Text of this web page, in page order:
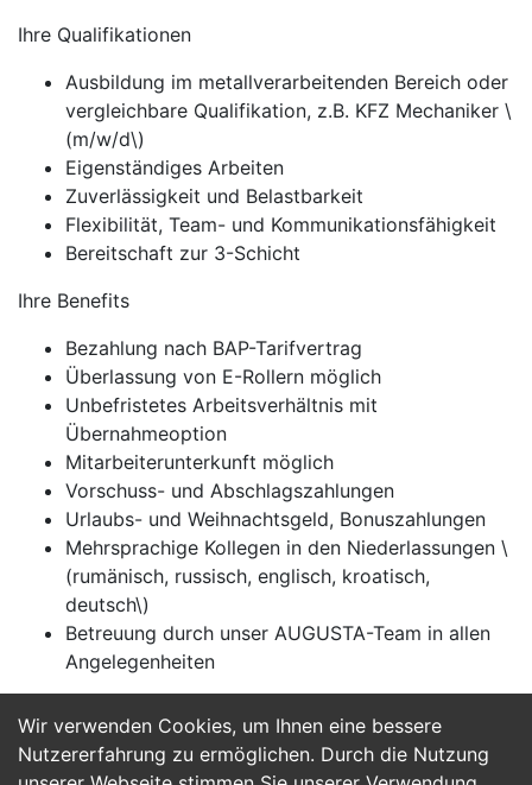
Wir verwenden Cookies, um Ihnen eine bessere
Nutzererfahrung zu ermöglichen. Durch die Nutzung
Ihre Qualifikationen
Ausbildung im metallverarbeitenden Bereich oder
vergleichbare Qualifikation, z.B. KFZ Mechaniker \
(m/w/d\)
Eigenständiges Arbeiten
Zuverlässigkeit und Belastbarkeit
Flexibilität, Team- und Kommunikationsfähigkeit
Bereitschaft zur 3-Schicht
Ihre Benefits
Bezahlung nach BAP-Tarifvertrag
Überlassung von E-Rollern möglich
Unbefristetes Arbeitsverhältnis mit
Übernahmeoption
Mitarbeiterunterkunft möglich
Vorschuss- und Abschlagszahlungen
Urlaubs- und Weihnachtsgeld, Bonuszahlungen
Mehrsprachige Kollegen in den Niederlassungen \
(rumänisch, russisch, englisch, kroatisch,
deutsch\)
Betreuung durch unser AUGUSTA-Team in allen
Angelegenheiten
Jetzt Bewerben